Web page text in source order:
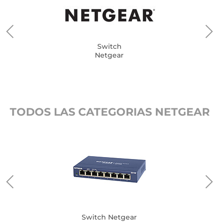
Switch
Netgear
TODOS LAS CATEGORIAS NETGEAR
Switch Netgear